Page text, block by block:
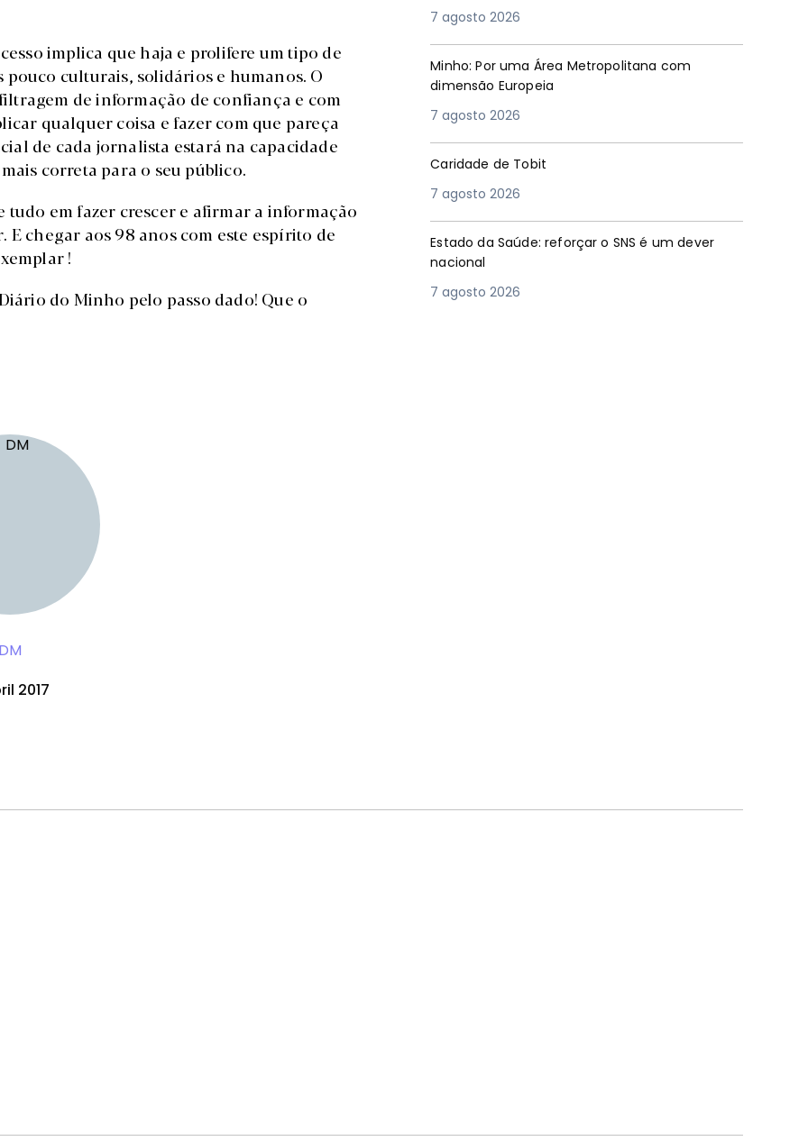
implica que haja e prolifere um tipo de
culturais, solidários e humanos. O
de informação de confiança e com
qualquer coisa e fazer com que pareça
de cada jornalista estará na capacidade
correta para o seu público.
tudo em fazer crescer e afirmar a informação
chegar aos 98 anos com este espírito de
!
do Minho pelo passo dado! Que o
DM
2017
7 agosto 2026
Minho: Por uma Área Metropolitana com
dimensão Europeia
7 agosto 2026
Caridade de Tobit
7 agosto 2026
Estado da Saúde: reforçar o SNS é um dever
nacional
7 agosto 2026